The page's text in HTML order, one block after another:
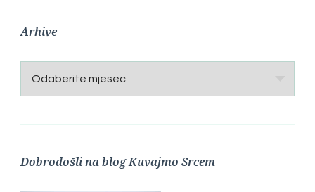
Arhive
Arhive
Dobrodošli na blog Kuvajmo Srcem